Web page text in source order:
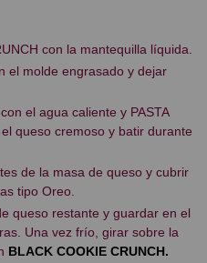
con la mantequilla líquida.
el molde engrasado y dejar
el agua caliente y PASTA
queso cremoso y batir durante
de la masa de queso y cubrir
tipo Oreo.
queso restante y guardar en el
Una vez frío, girar sobre la
BLACK COOKIE CRUNCH.